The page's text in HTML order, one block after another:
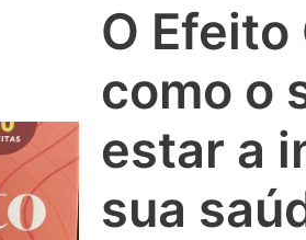
O
como o
estar a
sua